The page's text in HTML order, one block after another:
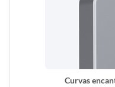
Curvas